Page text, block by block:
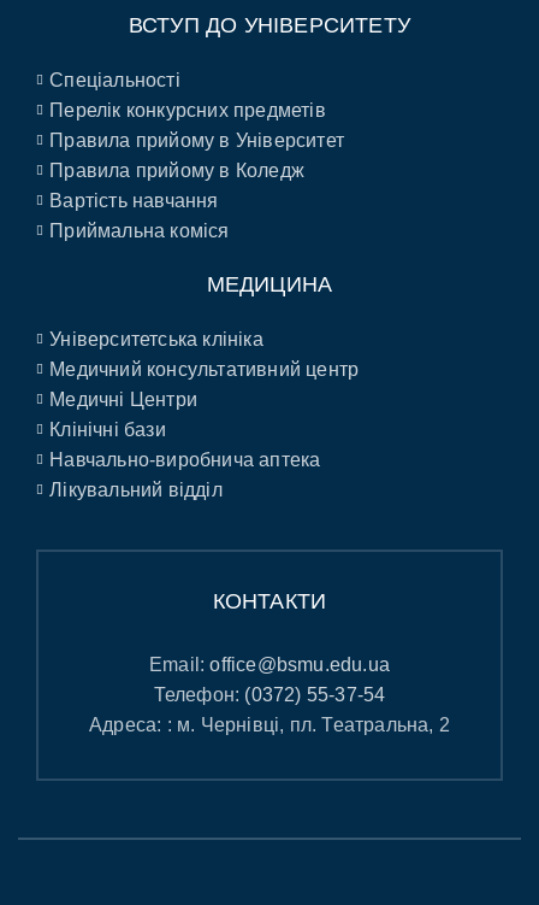
ВСТУП ДО УНІВЕРСИТЕТУ
Спеціальності
Перелік конкурсних предметів
Правила прийому в Університет
Правила прийому в Коледж
Вартість навчання
Приймальна коміся
МЕДИЦИНА
Університетська клініка
Медичний консультативний центр
Медичні Центри
Клінічні бази
Навчально-виробнича аптека
Лікувальний відділ
КОНТАКТИ
Email:office@bsmu.edu.ua
Телефон: (0372) 55-37-54
Адреса: : м. Чернівці, пл. Театральна, 2